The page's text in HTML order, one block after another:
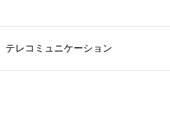
テレコミュニケーション